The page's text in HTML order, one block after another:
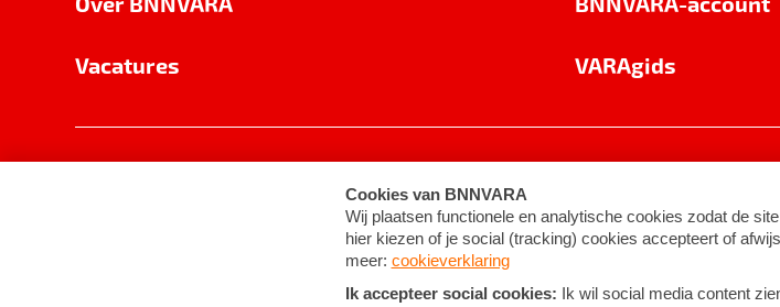
Vacatures VARAgids
Cookie-instellingen Algemene voorwaarden ©2026BNNVARA